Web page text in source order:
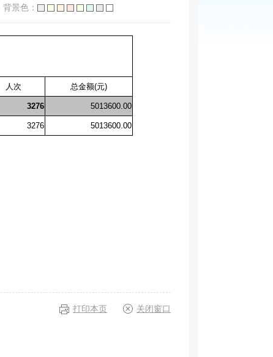
背景色：
人次 总金额(元)
3276 5013600.00
3276 5013600.00
打印本页 关闭窗口